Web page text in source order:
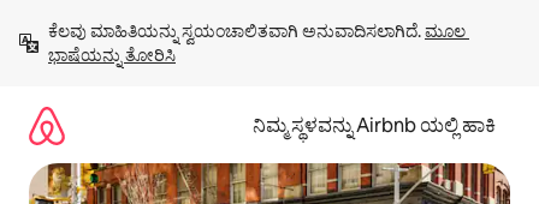
ಹೋಗಿ
ಕೆಲವು ಮಾಹಿತಿಯನ್ನು ಸ್ವಯಂಚಾಲಿತವಾಗಿ ಅನುವಾದಿಸಲಾಗಿದೆ. ಮೂಲ
ಭಾಷೆಯನ್ನು ತೋರಿಸಿ
ನಿಮ್ಮ ಸ್ಥಳವನ್ನು Airbnb ಯಲ್ಲಿ ಹಾಕಿ